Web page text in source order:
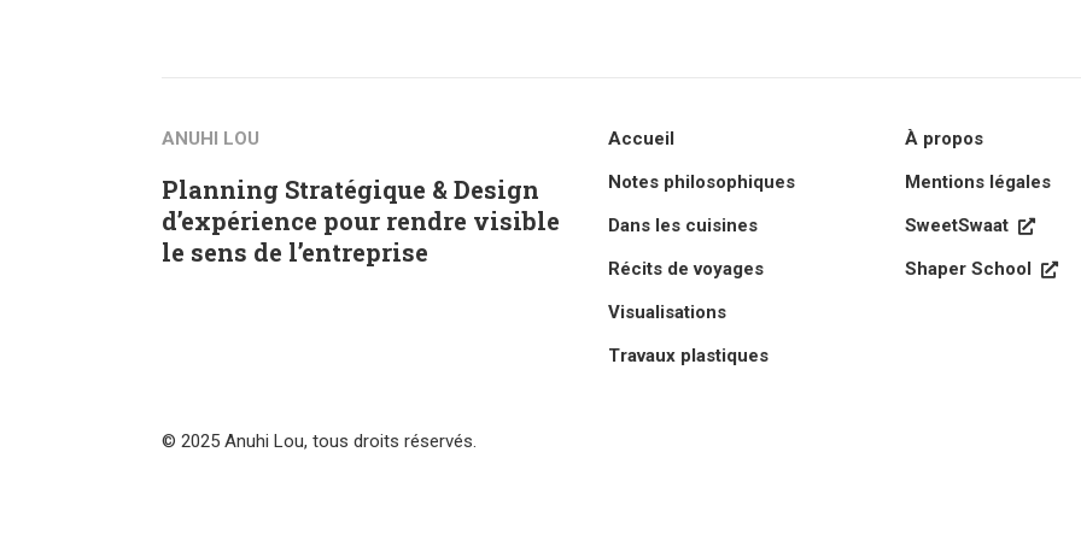
ANUHI LOU
Planning Stratégique & Design
d’expérience pour rendre visible
le sens de l’entreprise
Accueil
Notes philosophiques
Dans les cuisines
Récits de voyages
Visualisations
Travaux plastiques
À propos
Mentions légales

SweetSwaat

Shaper School
© 2025 Anuhi Lou, tous droits réservés.